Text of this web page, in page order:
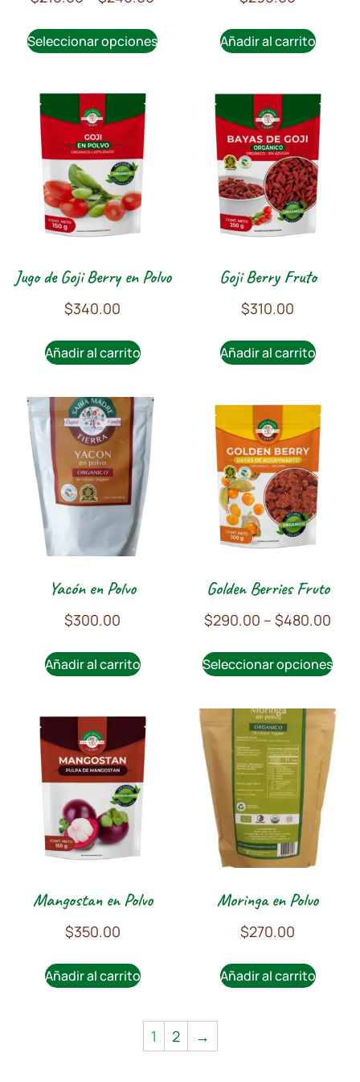
Seleccionar opciones Añadir al carrito
Jugo de Goji Berry en Polvo
$340.00
Añadir al carrito
Goji Berry Fruto
$310.00
Añadir al carrito
Yacón en Polvo
$300.00
Añadir al carrito
Golden Berries Fruto
$290.00 – $480.00
Seleccionar opciones
Mangostan en Polvo
$350.00
Añadir al carrito
Moringa en Polvo
$270.00
Añadir al carrito
1 2 →